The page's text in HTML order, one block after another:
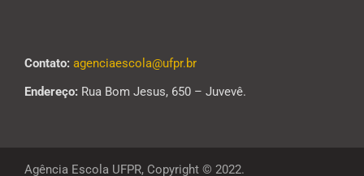
Contato: agenciaescola@ufpr.br
Endereço: Rua Bom Jesus, 650 – Juvevê.
Agência Escola UFPR, Copyright © 2022.